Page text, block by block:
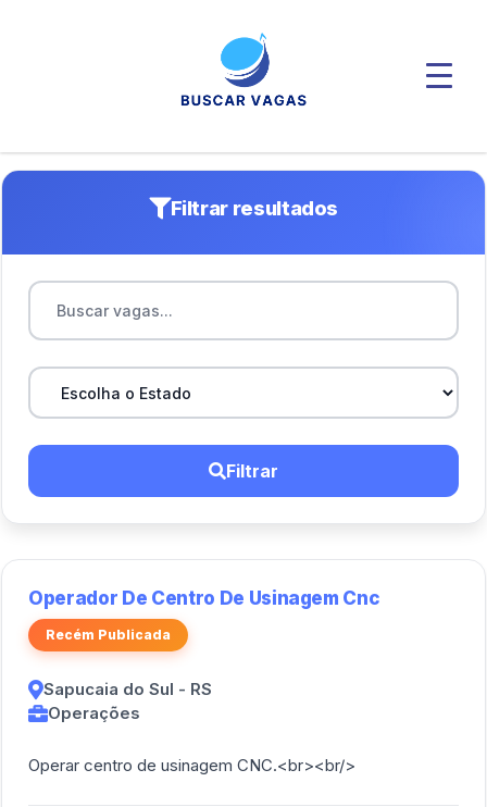
Filtrar resultados
Filtrar
Operador De Centro De Usinagem Cnc
Recém Publicada
Sapucaia do Sul - RS
Operações
Operar centro de usinagem CNC.<br><br/>